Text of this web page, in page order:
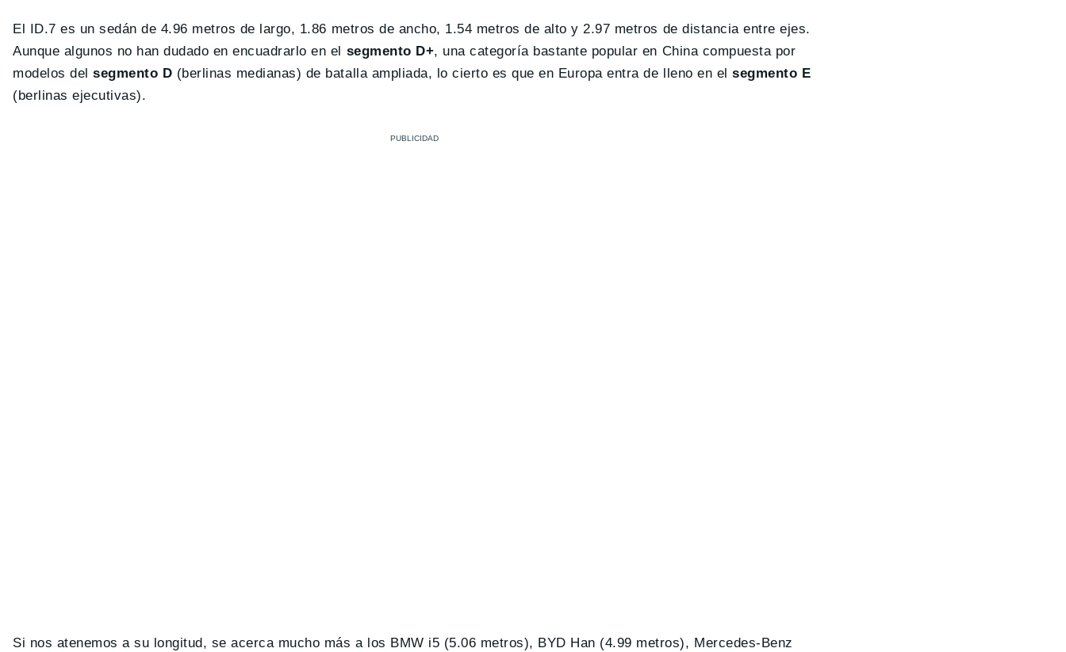
El ID.7 es un sedán de 4.96 metros de largo, 1.86 metros de ancho, 1.54 metros de alto y 2.97 metros de distancia entre ejes.
Aunque algunos no han dudado en encuadrarlo en el segmento D+, una categoría bastante popular en China compuesta por
modelos delsegmento D (berlinas medianas) de batalla ampliada, lo cierto es que en Europa entra de lleno en elsegmento E
(berlinas ejecutivas).
Si nos atenemos a su longitud, se acerca mucho más a los BMW i5 (5.06 metros), BYD Han (4.99 metros), Mercedes-Benz